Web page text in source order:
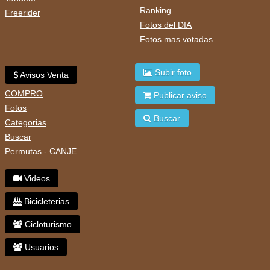
Freerider
Ranking
Fotos del DIA
Fotos mas votadas
Avisos Venta
COMPRO
Fotos
Categorias
Buscar
Permutas - CANJE
Videos
Bicicleterias
Cicloturismo
Usuarios
Subir foto
Publicar aviso
Buscar